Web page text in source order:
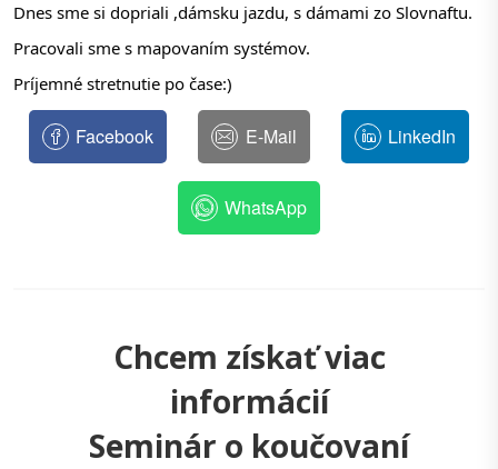
Dnes sme si dopriali ,dámsku jazdu, s dámami zo Slovnaftu.
Pracovali sme s mapovaním systémov.
Príjemné stretnutie po čase:)
Facebook E-Mail LinkedIn
WhatsApp
Chcem získať viac
informácií
Seminár o koučovaní